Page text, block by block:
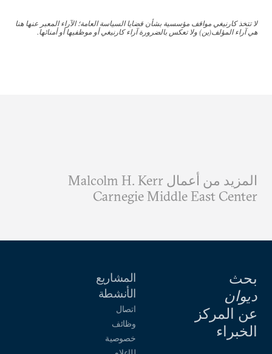
لا تتخذ كارنيغي مواقف مؤسسية بشأن قضايا السياسة العامة؛ الآراء المعبر عنها هنا
هي آراء المؤلف(ين) ولا تعكس بالضرورة آراء كارنيغي أو موظفيها أو أمنائها.
المزيد من أعمال Malcolm H. Kerr
Carnegie Middle East Center
بحث
ديوان
عن المركز
الخبراء
المشاريع
الأنشطة
اتصال
وظائف
خصوصية